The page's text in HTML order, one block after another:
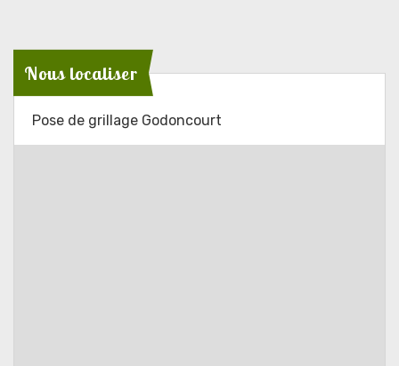
Nous localiser
Pose de grillage Godoncourt